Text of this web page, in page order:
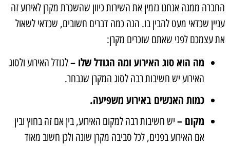
החברה ממנה אנחנו נזמין את השירות כיוון שהשכרת מקרן לאירוע זה
עניין שכדאי מעט להבין בו. הנה כמה דברים חשובים, שכדאי לשאול
את עצמכם לפני שאתם שוכרים מקרן:
מה הוא סוג האירוע ומה הגודל שלו –לגודל האירוע ולסוג
האירוע יש חשיבות רבה לסוג המקרן שנבחר.
כמות האנשים באירוע משפיעה.
מקום – יש חשיבות רבה למקום האירוע, בין אם זה בחוץ ובין
אם האירוע בפנים, לכל סביבה מקרן שונה ולכן חשוב מאוד